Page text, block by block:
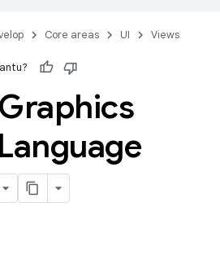
Core areas UI Views